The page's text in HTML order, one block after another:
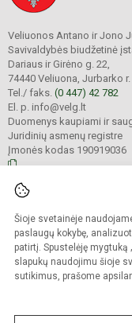
Šioje svetainėje
paslaugų kokybę,
patirtį. Spustelėję
slapukų naudojimu šioje
sutikimus, prašome
Veliuonos Antano ir Jono
Savivaldybės biudžetinė
Dariaus ir Girėno g. 22,
74440 Veliuona, Jurbarko r.
Tel./ faks. (0 447) 42 782
El. p. info@velg.lt
Duomenys kaupiami ir
Juridinių asmenų registre
Įmonės kodas 190919036
Kopijuoti turinį be
Sumanus būdas